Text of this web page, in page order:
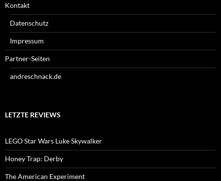
Kontakt
Datenschutz
Impressum
Partner-Seiten
andreschnack.de
LETZTE REVIEWS
LEGO Star Wars Luke Skywalker
Honey Trap: Derby
The American Experiment